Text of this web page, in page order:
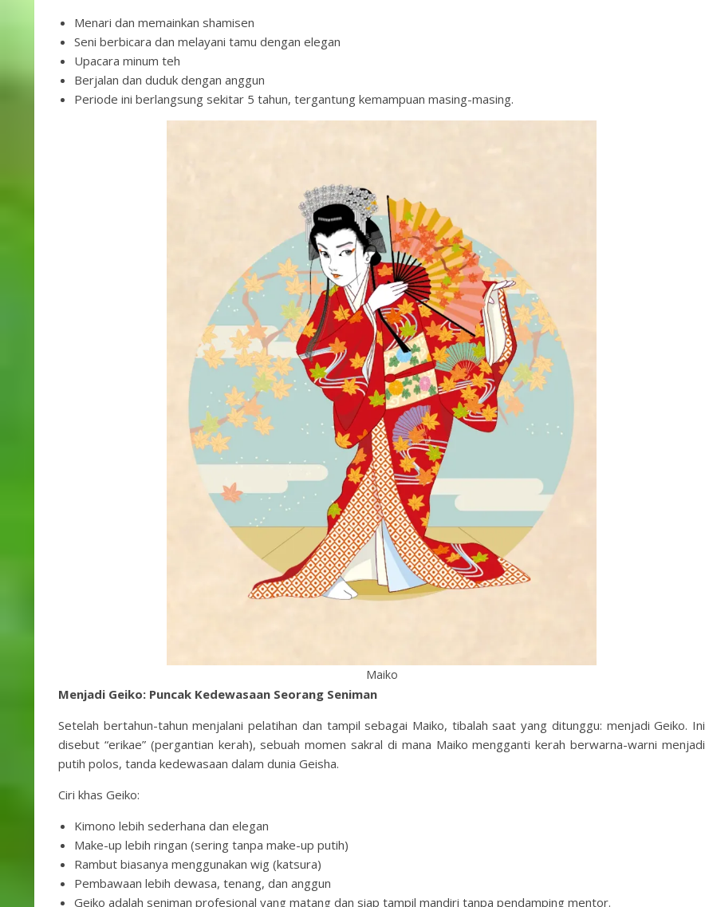
Menari dan memainkan shamisen
Seni berbicara dan melayani tamu dengan elegan
Upacara minum teh
Berjalan dan duduk dengan anggun
Periode ini berlangsung sekitar 5 tahun, tergantung kemampuan masing-masing.
Maiko
Menjadi Geiko: Puncak Kedewasaan Seorang Seniman
Setelah bertahun-tahun menjalani pelatihan dan tampil sebagai Maiko, tibalah saat yang ditunggu: menjadi Geiko. Ini
disebut “erikae” (pergantian kerah), sebuah momen sakral di mana Maiko mengganti kerah berwarna-warni menjadi
putih polos, tanda kedewasaan dalam dunia Geisha.
Ciri khas Geiko:
Kimono lebih sederhana dan elegan
Make-up lebih ringan (sering tanpa make-up putih)
Rambut biasanya menggunakan wig (katsura)
Pembawaan lebih dewasa, tenang, dan anggun
Geiko adalah seniman profesional yang matang dan siap tampil mandiri tanpa pendamping mentor.